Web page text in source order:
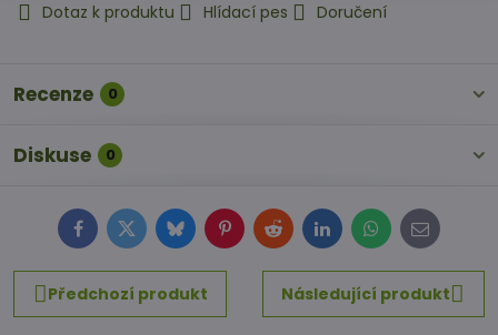
Dotaz k produktu Hlídací pes Doručení
Recenze 0
Diskuse 0
FacebookTwitterBlueskyPinterestRedditLinkedInWhatsApp
E-
mail
Předchozí produkt
Následující produkt